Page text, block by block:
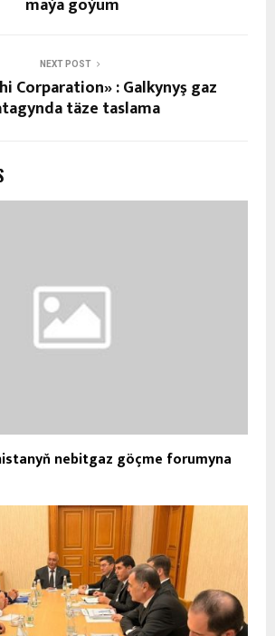
NEXT POST
Corparation» : Galkynyş gaz
täze taslama
nebitgaz göçme forumyna